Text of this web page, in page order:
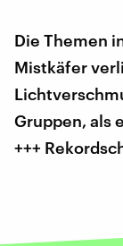
Die Themen
Mistkäfer
Gruppen, als
+++